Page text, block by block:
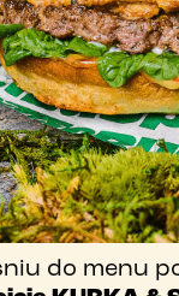
do menu